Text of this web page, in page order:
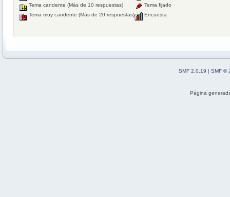
Tema candente (Más de 10 respuestas)
Tema muy candente (Más de 20 respuestas)
Tema fijado
Encuesta
SMF 2.0.19 | SMF ©
Página